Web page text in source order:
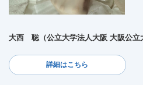
大西 聡（公立大学法人大阪 大阪公立
詳細はこちら